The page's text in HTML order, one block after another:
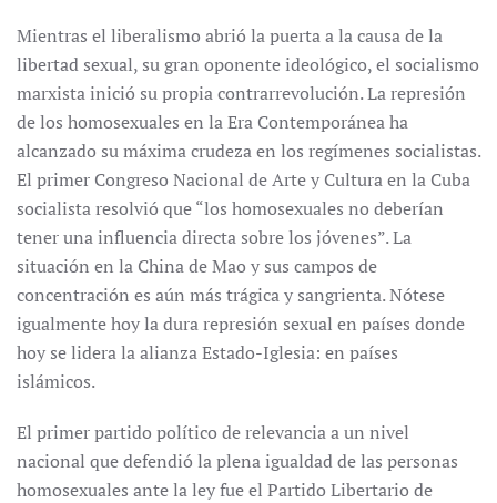
Mientras el liberalismo abrió la puerta a la causa de la
libertad sexual, su gran oponente ideológico, el socialismo
marxista inició su propia contrarrevolución. La represión
de los homosexuales en la Era Contemporánea ha
alcanzado su máxima crudeza en los regímenes socialistas.
El primer Congreso Nacional de Arte y Cultura en la Cuba
socialista resolvió que “los homosexuales no deberían
tener una influencia directa sobre los jóvenes”. La
situación en la China de Mao y sus campos de
concentración es aún más trágica y sangrienta. Nótese
igualmente hoy la dura represión sexual en países donde
hoy se lidera la alianza Estado-Iglesia: en países
islámicos.
El primer partido político de relevancia a un nivel
nacional que defendió la plena igualdad de las personas
homosexuales ante la ley fue el Partido Libertario de